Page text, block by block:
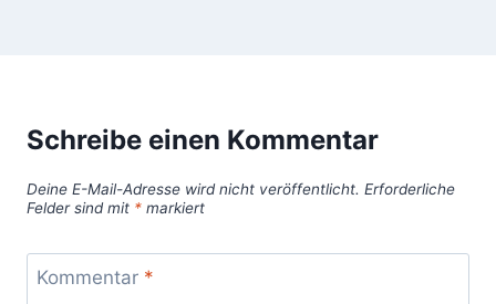
Schreibe einen Kommentar
Deine E-Mail-Adresse wird nicht veröffentlicht. Erforderliche
Felder sind mit * markiert
Kommentar *